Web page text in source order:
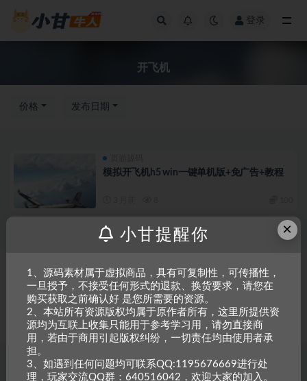
登录
开飞机
价格 发布日期
模拟开飞机h5 win一键单机版+免广告+教程
Copyright © 2023 小甘牛人资源网 - All rights reserved
粤ICP备2023002201
号-1
本站是一个坚持做精品资源的网站，会长期坚持更新资源，以共享为原则，尊
重原创，如需搬资源请先与站长沟通，恶意搬运封禁账号。
×
小甘提醒你
1、源码素材属于虚拟商品，具有可复制性，可传播性，
一旦授予，不接受任何形式的退款、换货要求，请您在
购买获取之前确认好 是您所需要的资源。
2、本站所有资源版权均属于原作者所有，这里所提供资
源均为互联上收集只能用于参考学习用，请勿直接商
用，若由于商用引起版权纠纷，一切责任均由使用者承
担。
3、如遇到任何问题均可联系QQ:1195676669进行处
理，玩家交流QQ群：640516042，欢迎大家的加入。